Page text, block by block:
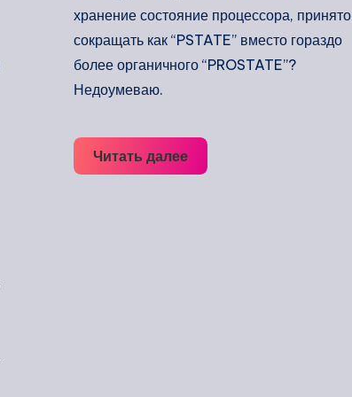
хранение состояние процессора, принято
сокращать как “PSTATE” вместо гораздо
более органичного “PROSTATE”?
Недоумеваю.
Читать далееИнтересно